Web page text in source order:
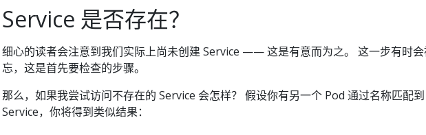
Service 是否存在？
细心的读者会注意到我们实际上尚未创建 Service —— 这是有意而为之。 这一步有时
忘，这是首先要检查的步骤。
那么，如果我尝试访问不存在的 Service 会怎样？ 假设你有另一个 Pod 通过名称匹配到
Service，你将得到类似结果：